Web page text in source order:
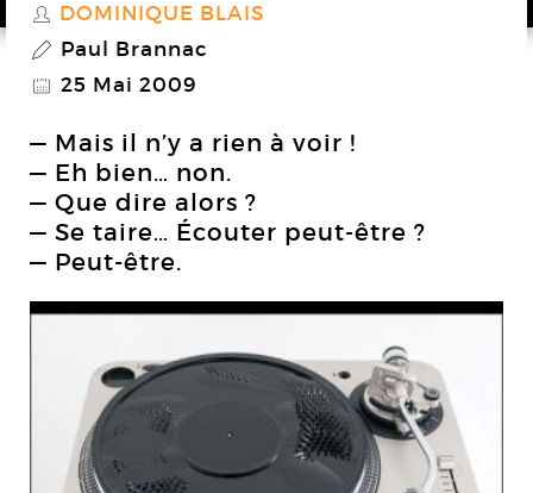
S DOMINIQUE BLAIS
P Paul Brannac
@ 25 Mai 2009
— Mais il n’y a rien à voir !
— Eh bien… non.
— Que dire alors ?
— Se taire… Écouter peut-être ?
— Peut-être.